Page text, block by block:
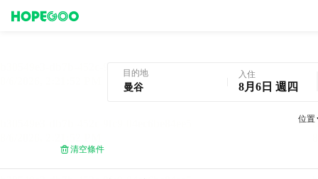
目的地 入住
8月6日 週四
位置
清空條件